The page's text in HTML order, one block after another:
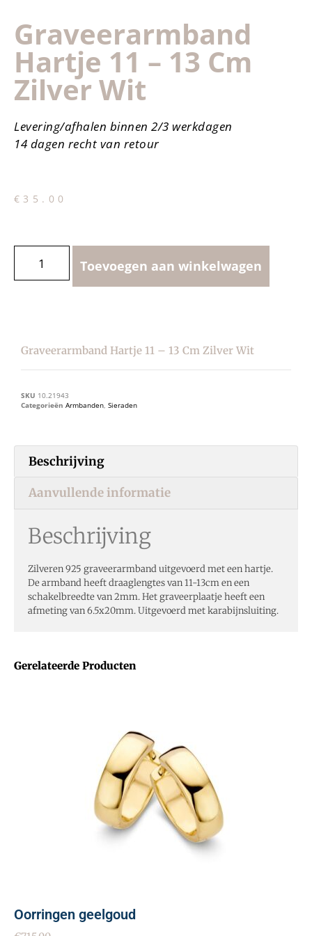
Graveerarmband
Hartje 11 – 13 Cm
Zilver Wit
Levering/afhalen binnen 2/3 werkdagen
14 dagen recht van retour
€ 35.00
Toevoegen aan winkelwagen
Gerelateerde Producten
Oorringen geelgoud
Graveerarmband Hartje 11 – 13 Cm Zilver Wit
SKU 10.21943
Categorieën Armbanden, Sieraden
Beschrijving
Aanvullende informatie
Beschrijving
Zilveren 925 graveerarmband uitgevoerd met een hartje.
De armband heeft draaglengtes van 11-13cm en een
schakelbreedte van 2mm. Het graveerplaatje heeft een
afmeting van 6.5x20mm. Uitgevoerd met karabijnsluiting.